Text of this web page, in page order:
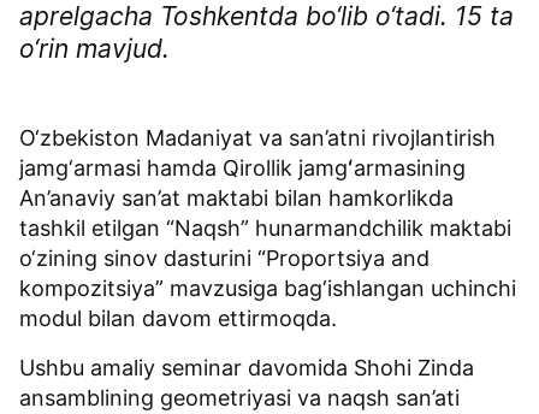
aprelgacha Toshkentda bo‘lib o‘tadi. 15 ta
o‘rin mavjud.
O‘zbekiston Madaniyat va san’atni rivojlantirish
jamg‘armasi hamda Qirollik jamgʻarmasining
An’anaviy san’at maktabi bilan hamkorlikda
tashkil etilgan “Naqsh” hunarmandchilik maktabi
o‘zining sinov dasturini “Proportsiya and
kompozitsiya” mavzusiga bag‘ishlangan uchinchi
modul bilan davom ettirmoqda.
Ushbu amaliy seminar davomida Shohi Zinda
ansamblining geometriyasi va naqsh san’ati